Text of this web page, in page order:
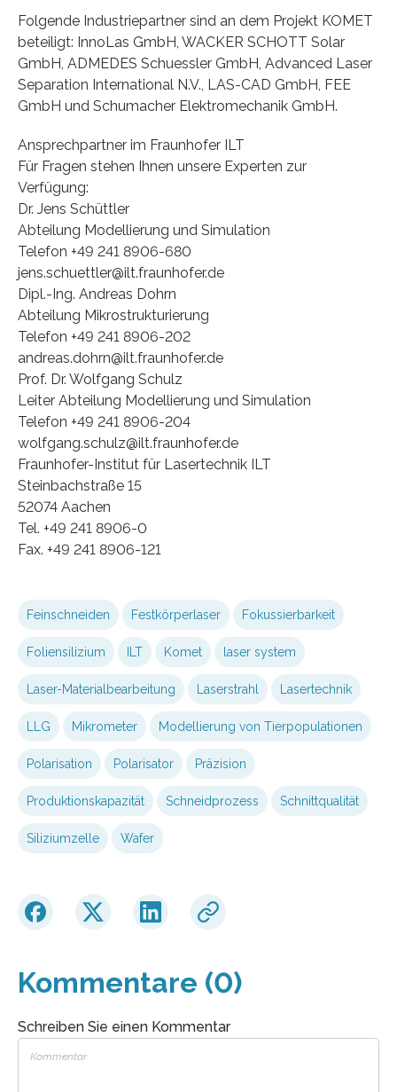
Folgende Industriepartner sind an dem Projekt KOMET
beteiligt: InnoLas GmbH, WACKER SCHOTT Solar
GmbH, ADMEDES Schuessler GmbH, Advanced Laser
Separation International N.V., LAS-CAD GmbH, FEE
GmbH und Schumacher Elektromechanik GmbH.
Ansprechpartner im Fraunhofer ILT
Für Fragen stehen Ihnen unsere Experten zur
Verfügung:
Dr. Jens Schüttler
Abteilung Modellierung und Simulation
Telefon +49 241 8906-680
jens.schuettler@ilt.fraunhofer.de
Dipl.-Ing. Andreas Dohrn
Abteilung Mikrostrukturierung
Telefon +49 241 8906-202
andreas.dohrn@ilt.fraunhofer.de
Prof. Dr. Wolfgang Schulz
Leiter Abteilung Modellierung und Simulation
Telefon +49 241 8906-204
wolfgang.schulz@ilt.fraunhofer.de
Fraunhofer-Institut für Lasertechnik ILT
Steinbachstraße 15
52074 Aachen
Tel. +49 241 8906-0
Fax. +49 241 8906-121
Feinschneiden Festkörperlaser Fokussierbarkeit
Foliensilizium ILT Komet laser system
Laser-Materialbearbeitung Laserstrahl Lasertechnik
LLG Mikrometer Modellierung von Tierpopulationen
Polarisation Polarisator Präzision
Produktionskapazität Schneidprozess Schnittqualität
Siliziumzelle Wafer
Kommentare (0)
Schreiben Sie einen Kommentar